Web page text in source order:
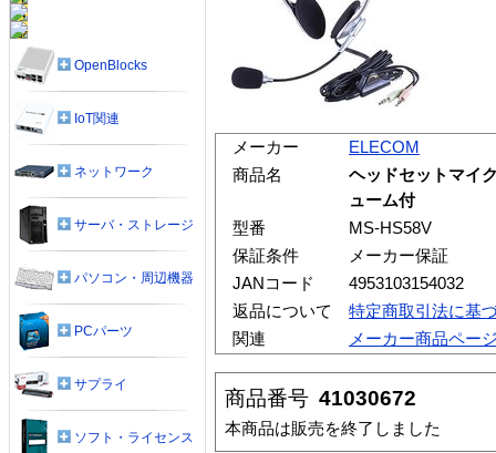
メーカー
ELECOM
商品名
ヘッドセットマイ
ューム付
型番
MS-HS58V
保証条件
メーカー保証
JANコード
4953103154032
返品について
特定商取引法に基
関連
メーカー商品ペー
商品番号 41030672
本商品は販売を終了しました
OpenBlocks
IoT関連
ネットワーク
サーバ・ストレージ
パソコン・周辺機器
PCパーツ
サプライ
ソフト・ライセンス